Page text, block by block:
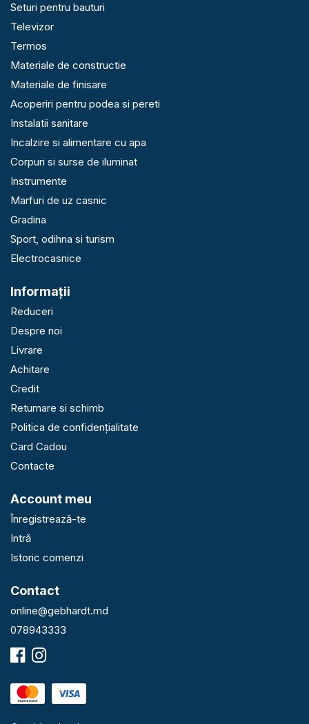
Seturi pentru bauturi
Televizor
Termos
Materiale de constructie
Materiale de finisare
Acoperiri pentru podea si pereti
Instalatii sanitare
Incalzire si alimentare cu apa
Corpuri si surse de iluminat
Instrumente
Marfuri de uz casnic
Gradina
Sport, odihna si turism
Electrocasnice
Informaţii
Reduceri
Despre noi
Livrare
Achitare
Credit
Returnare si schimb
Politica de confidențialitate
Card Cadou
Contacte
Account meu
Înregistrează-te
Intră
Istoric comenzi
Contact
online@gebhardt.md
078943333